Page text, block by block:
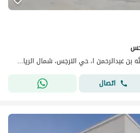
شارع الأمين المهندس عبدالله بن عبدالرحمن ا، حي النرجس، شمال الرياض، الرياض
اتصال